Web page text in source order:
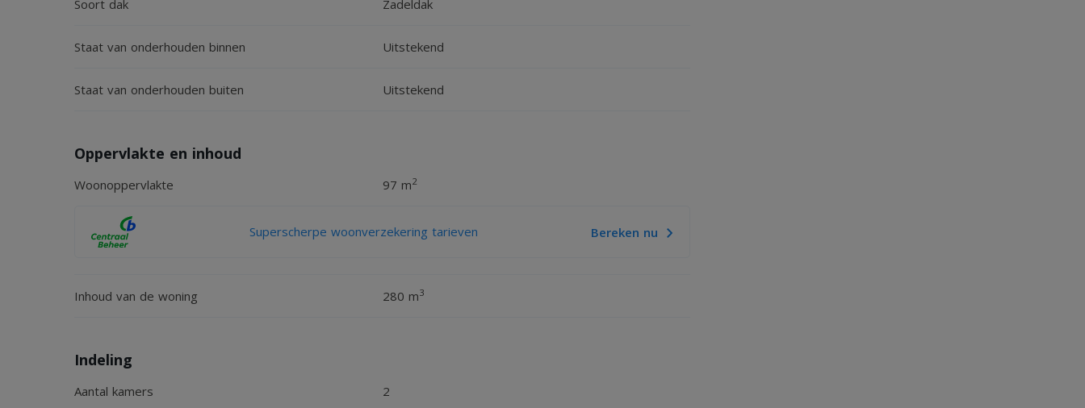
Huurprijs: €1850 excl GWE per maand
Huisdieren niet toegestaan
Niet-rokers voorkeur
Soort dak Zadeldak
Staat van onderhouden binnen Uitstekend
Staat van onderhouden buiten Uitstekend
Oppervlakte en inhoud
Woonoppervlakte 97 m2
Superscherpe woonverzekering tarieven Bereken nu
Inhoud van de woning 280 m3
Indeling
Aantal kamers 2